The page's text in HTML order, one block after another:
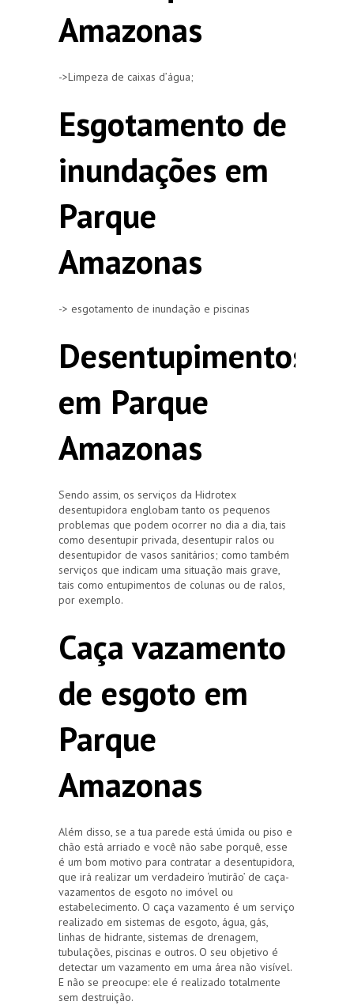
Amazonas
->Limpeza de caixas d’água;
Esgotamento de
inundações em
Parque
Amazonas
-> esgotamento de inundação e piscinas
Desentupimentos
em Parque
Amazonas
Sendo assim, os serviços da Hidrotex
desentupidora englobam tanto os pequenos
problemas que podem ocorrer no dia a dia, tais
como desentupir privada, desentupir ralos ou
desentupidor de vasos sanitários; como também
serviços que indicam uma situação mais grave,
tais como entupimentos de colunas ou de ralos,
por exemplo.
Caça vazamento
de esgoto em
Parque
Amazonas
Além disso, se a tua parede está úmida ou piso e
chão está arriado e você não sabe porquê, esse
é um bom motivo para contratar a desentupidora,
que irá realizar um verdadeiro ‘mutirão’ de caça-
vazamentos de esgoto no imóvel ou
estabelecimento. O caça vazamento é um serviço
realizado em sistemas de esgoto, água, gás,
linhas de hidrante, sistemas de drenagem,
tubulações, piscinas e outros. O seu objetivo é
detectar um vazamento em uma área não visível.
E não se preocupe: ele é realizado totalmente
sem destruição.